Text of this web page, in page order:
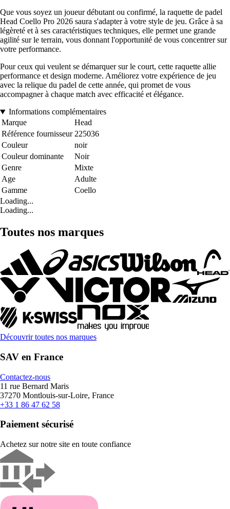
Que vous soyez un joueur débutant ou confirmé, la raquette de padel
Head Coello Pro 2026 saura s'adapter à votre style de jeu. Grâce à sa
légèreté et à ses caractéristiques techniques, elle permet une grande
agilité sur le terrain, vous donnant l'opportunité de vous concentrer sur
votre performance.
Pour ceux qui veulent se démarquer sur le court, cette raquette allie
performance et design moderne. Améliorez votre expérience de jeu
avec la relique du padel de cette année, qui promet de vous
accompagner à chaque match avec efficacité et élégance.
Informations complémentaires
Marque
Head
Référence fournisseur 225036
Couleur
noir
Couleur dominante
Noir
Genre
Mixte
Age
Adulte
Gamme
Coello
Loading...
Loading...
Toutes nos marques
Découvrir toutes nos marques
SAV en France
Contactez-nous
11 rue Bernard Maris
37270 Montlouis-sur-Loire, France
+33 1 86 47 62 58
Paiement sécurisé
Achetez sur notre site en toute confiance